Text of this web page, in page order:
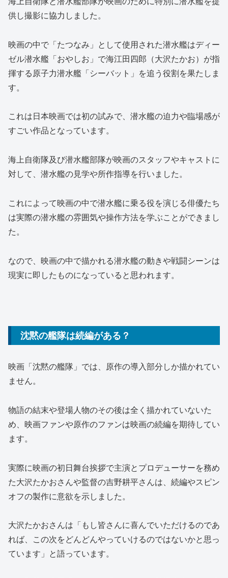
供し撮影に協力しました。
映画の中で「たつなみ」として使用された潜水艦はディー
ゼル潜水艦「おやしお」で海江田四郎（大沢たかお）が指
揮する原子力潜水艦「シーバット」を追う役割を果たしま
す。
これは日本映画では初の試みで、潜水艦の迫力や臨場感が
すごい作品となっています。
海上自衛隊及び潜水艦部隊が映画のスタッフやキャストに
対して、潜水艦の見学や所作指導を行いました。
これによって映画の中で潜水艦に乗る役を演じる俳優たち
は実際の潜水艦の雰囲気や操作方法を学ぶことができまし
た。
なので、映画の中で描かれる潜水艦の動きや戦闘シーンは
現実に即したものになっていると思われます。
沈黙の艦隊は続編がある？
映画「沈黙の艦隊」では、原作の導入部分しか描かれてい
ません。
物語の結末や登場人物のその後は全く描かれていないた
め、映画ファンや原作のファンは映画の続編を期待してい
ます。
実際に映画の初日舞台挨拶で主演とプロデューサーを務め
た大沢たかおさんや監督の吉野耕平さんは、続編やスピン
オフの製作に意欲を示しました。
大沢たかおさんは「もし皆さんに喜んでいただけるのであ
れば、この次をどんどんやっていけるのではないかと思っ
ています」と語っています。